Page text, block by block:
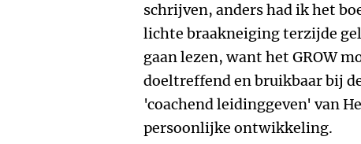
schrijven, anders had ik het
lichte braakneiging terzijde
gaan lezen, want het GROW
doeltreffend en bruikbaar bij
'coachend leidinggeven' van
persoonlijke ontwikkeling.